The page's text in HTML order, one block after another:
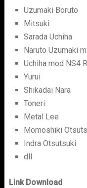
Uzumaki Boruto
Mitsuki
Sarada Uchiha
Naruto Uzumaki
Uchiha mod NS4
Yurui
Shikadai Nara
Toneri
Metal Lee
Momoshiki
Indra Otsutsuki
dll
Link Download